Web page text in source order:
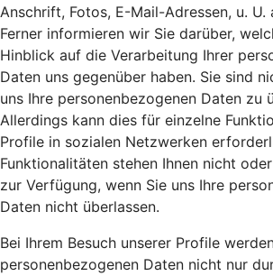
Anschrift, Fotos, E-Mail-Adressen, u. U.
Ferner informieren wir Sie darüber,
Hinblick auf die Verarbeitung Ihrer
Daten uns gegenüber haben. Sie sind
uns Ihre personenbezogenen Daten zu
Allerdings kann dies für einzelne
Profile in sozialen Netzwerken
Funktionalitäten stehen Ihnen nicht
zur Verfügung, wenn Sie uns Ihre
Daten nicht überlassen.
Bei Ihrem Besuch unserer Profile
personenbezogenen Daten nicht nur